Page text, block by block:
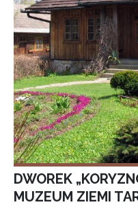
DWOREK
MUZEUM ZIEMI